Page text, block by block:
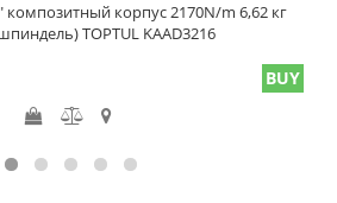
композитный корпус 2170N/m 6,62 кг
TOPTUL KAAD3216
BUY